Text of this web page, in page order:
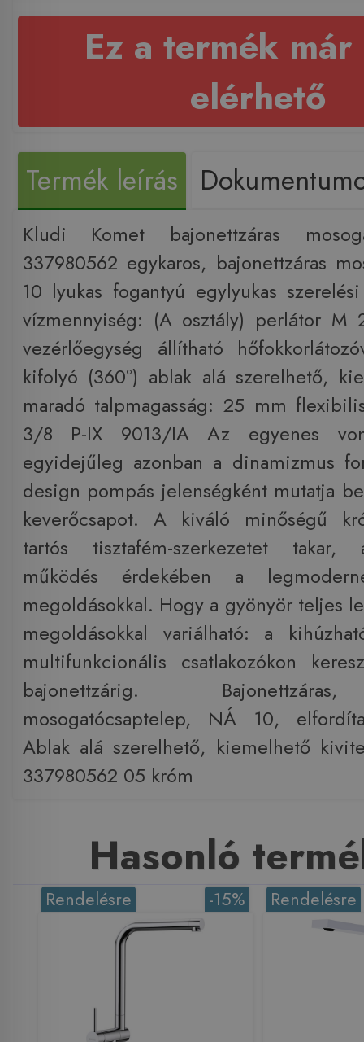
Ez a termék már
elérhető
Termék leírás
Kludi Komet bajonettzáras
337980562 egykaros, bajonettzáras
10 lyukas fogantyú egylyukas
vízmennyiség: (A osztály) perlátor M
vezérlőegység állítható
kifolyó (360°) ablak alá szerelhető,
maradó talpmagasság: 25 mm
3/8 P-IX 9013/IA Az egyenes
egyidejűleg azonban a dinamizmus
design pompás jelenségként mutatja
keverőcsapot. A kiváló minőségű
tartós tisztafém-szerkezetet takar,
működés érdekében a
megoldásokkal. Hogy a gyönyör teljes
megoldásokkal variálható: a
multifunkcionális csatlakozókon
bajonettzárig.
mosogatócsaptelep, NÁ 10,
Ablak alá szerelhető, kiemelhető
337980562 05 króm
Hasonló
-15%
Rendelésre Rendelésre